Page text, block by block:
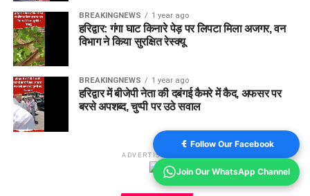
BREAKINGNEWS 1 year ago
हरिद्वार: गंगा घाट किनारे पेड़ पर लिपटा मिला अजगर, वन
विभाग ने किया सुरक्षित रेस्क्यू
BREAKINGNEWS 1 year ago
हरिद्वार में बीजेपी नेता की दबंगई कैमरे में कैद, अफसर पर
बरसे अपशब्द, चुप्पी पर उठे सवाल
ADVERTISEMENT
Follow Our Facebook
Join Our WhatsApp Channel